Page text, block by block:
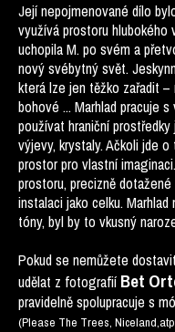
Její nepojmenované dílo
využívá prostoru hlubokého
uchopila M. po svém a
nový svébytný svět.
která lze jen těžko zařadit
bohové ... Marhlad pracuje
používat hraniční
výjevy, krystaly. Ačkoli jde
prostor pro vlastní
prostoru, precizně
instalaci jako celku.
tóny, byl by to vkusný
Pokud se nemůžete
udělat z fotografií Bet
pravidelně spolupracuje s
(Please The Trees,